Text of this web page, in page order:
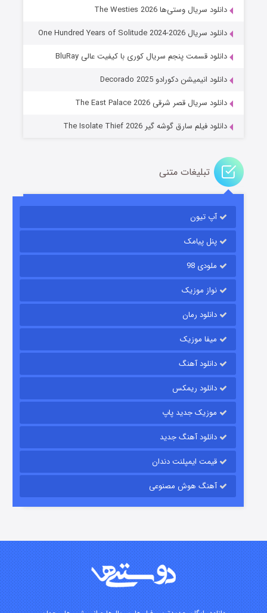
عملیات آپارتمان
قسمت۲ (زیرنویس) منتشر شد
قسمت
قسمت۷ (زیرنویس) منتشر شد
دانلود سریال وستی‌ها The Westies 2026
دانلود سریال One Hundred Years of Solitude 2024-2026
دانلود قسمت پنجم سریال کوری با کیفیت عالی BluRay
دانلود انیمیشن دکورادو Decorado 2025
دانلود سریال قصر شرقی The East Palace 2026
دانلود فیلم سارق گوشه گیر The Isolate Thief 2026
تبلیغات متنی
آپ تیون
پنل پیامک
ملودی 98
نواز موزیک
دانلود رمان
میفا موزیک
دانلود آهنگ
دانلود ریمکس
موزیک جدید پاپ
دانلود آهنگ جدید
قیمت ایمپلنت دندان
آهنگ هوش مصنوعی